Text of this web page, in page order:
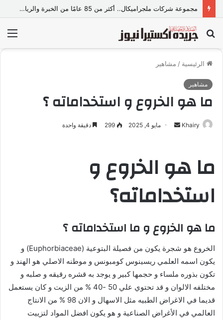
مجموعة شركات ملجراميكال.. أكثر من 85 عامًا من الخبرة والريادة في صناعة وتجارة الموازين
بحث
عن
الرئيسية / مشاهير
مشاهير
ما هو الخروع و استخداماته ؟
Khairy
ب
ي
إ
و
ن
ي
مايو 4, 2025 299 دقيقة واحدة
ما هو الخروع و
استخداماته؟
ما هو الخروع و ما استخداماته ؟
الخروع هو شجرة يكون من فصيلة البتوعية (Euphorbiaceae) و
يكون اسمه العلمي ريسينوس كومبونس و موطنه الاصلي هو الهند و
تكون بذوره ملساء و حجمها كبير و يوجد به قشره رقيقه و صلبه و
مختلفه الالوان و قد تحتوي علي 50 -40 % من الزيت و كان يستعمل
قديما في الاغراض الطبيه مثل الاسهال و الان 98 % من الانتاج
العالمي في الأغراض الصناعية و هو يكون افضل المواد لتزييت